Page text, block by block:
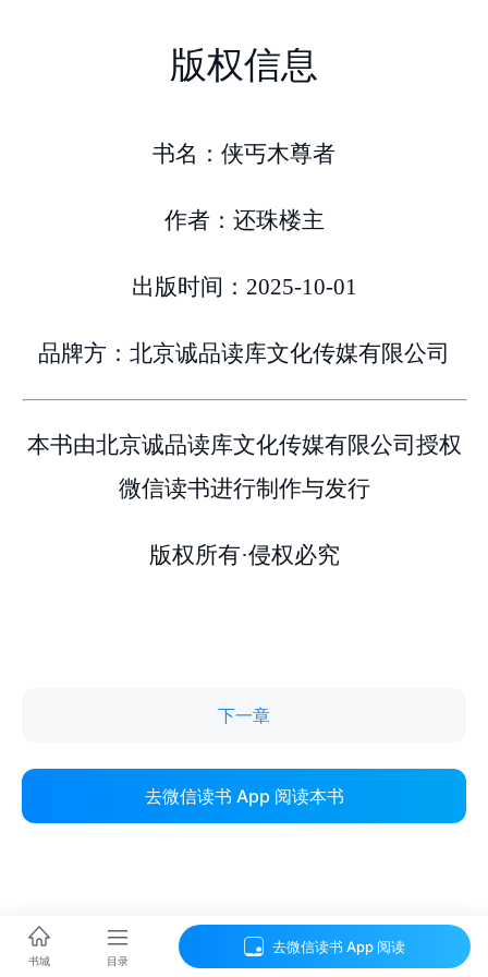
下一章
去微信读书 App 阅读本书
书城 目录
去微信读书 App 阅读